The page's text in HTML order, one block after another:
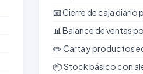
📧 Cierre de caja
📊 Balance de ventas
✏️ Carta y productos
📦 Stock básico con